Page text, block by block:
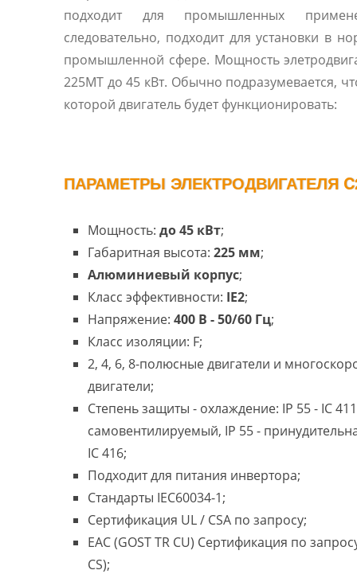
подходит для промышленных
следовательно, подходит для установки в
промышленной сфере. Мощность
225MT до 45 кВт. Обычно подразумевается,
которой двигатель будет функционировать:
ПАРАМЕТРЫ ЭЛЕКТРОДВИГАТЕЛЯ
Мощность: до 45 кВт;
Габаритная высота: 225 мм;
Алюминиевый корпус;
Класс эффективности: IE2;
Напряжение: 400 В - 50/60 Гц;
Класс изоляции: F;
2, 4, 6, 8-полюсные двигатели и
двигатели;
Степень защиты - охлаждение: IP 55 - IC 411
самовентилируемый, IP 55 -
IC 416;
Подходит для питания инвертора;
Стандарты IEC60034-1;
Сертификация UL / CSA по запросу;
EAC (GOST TR CU) Сертификация по
CS);